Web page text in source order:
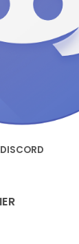
DISCORD